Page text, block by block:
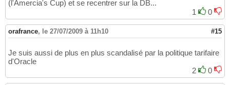
(l'Amercia's Cup) et se recentrer sur la DB...
1
0
orafrance, le 27/07/2009 à 11h10 #15
Je suis aussi de plus en plus scandalisé par la politique tarifaire
d'Oracle
2
0